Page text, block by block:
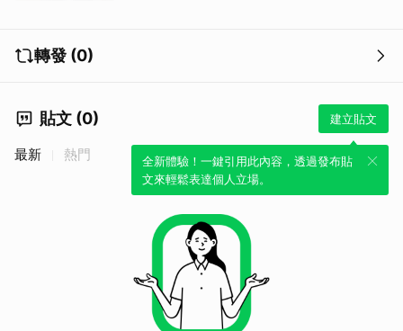
轉發 (0)
貼文 (0) 建立貼文
全新體驗！一鍵引用此內容，透過發布貼
文來輕鬆表達個人立場。
最新 熱門